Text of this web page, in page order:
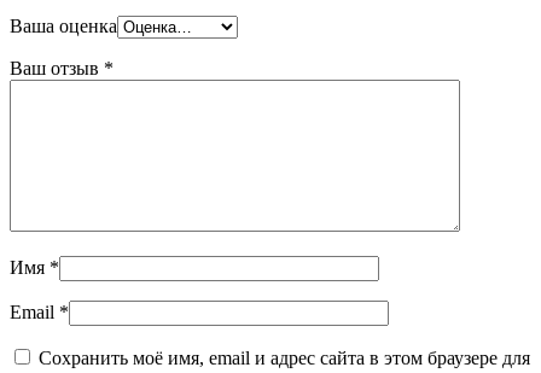
Ваша оценка
Ваш отзыв *
Имя *
Email *
Сохранить моё имя, email и адрес сайта в этом браузере для